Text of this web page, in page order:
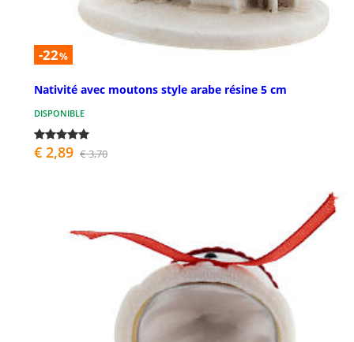
-22%
Nativité avec moutons style arabe résine 5 cm
DISPONIBLE
€ 2,89 € 3,70